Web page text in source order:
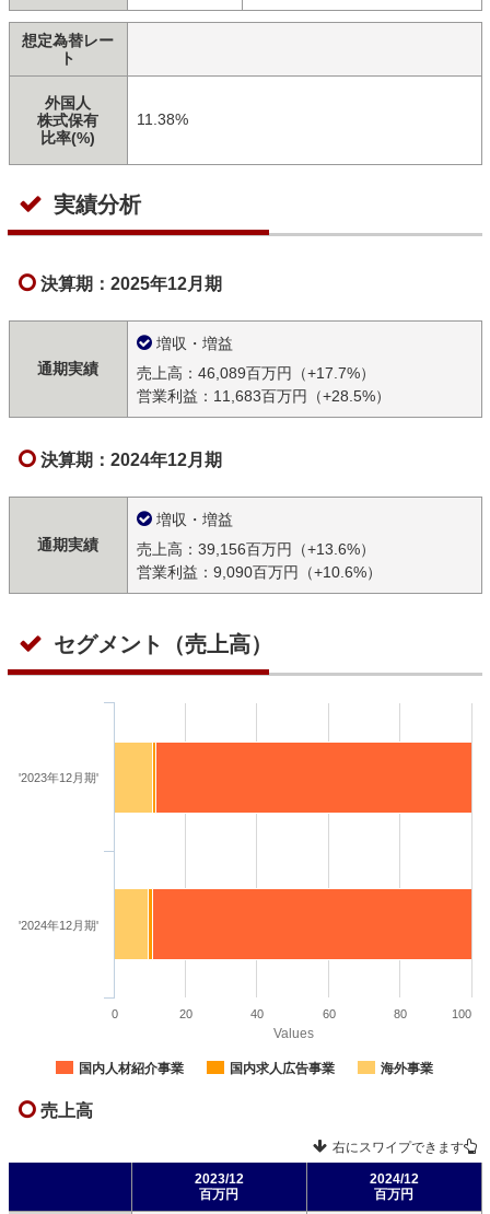
想定為替レー
ト
外国人
株式保有
比率(%)
11.38%
実績分析
決算期：2025年12月期
通期実績
増収・増益
売上高：46,089百万円（+17.7%）
営業利益：11,683百万円（+28.5%）
決算期：2024年12月期
通期実績
増収・増益
売上高：39,156百万円（+13.6%）
営業利益：9,090百万円（+10.6%）
セグメント（売上高）
Values
国内人材紹介事業 国内求人広告事業 海外事業
'2023年12月期'
'2024年12月期'
0 20 40 60 80 100
売上高
右にスワイプできます
2023/12
百万円
2024/12
百万円